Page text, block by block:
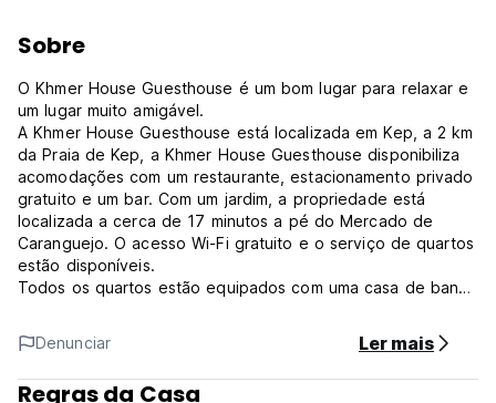
Sobre
O Khmer House Guesthouse é um bom lugar para relaxar e
um lugar muito amigável.
A Khmer House Guesthouse está localizada em Kep, a 2 km
da Praia de Kep, a Khmer House Guesthouse disponibiliza
acomodações com um restaurante, estacionamento privado
gratuito e um bar. Com um jardim, a propriedade está
localizada a cerca de 17 minutos a pé do Mercado de
Caranguejo. O acesso Wi-Fi gratuito e o serviço de quartos
estão disponíveis.
Todos os quartos estão equipados com uma casa de banho
Opções de pequeno-almoço continental e à carta estão
disponíveis todas as manhãs no Khmer House Guesthouse.
A Guesthouse também serve almoços e jantares no
restaurante. Nós também temos um restaurante no mercado
Denunciar Ler mais
Regras da Casa